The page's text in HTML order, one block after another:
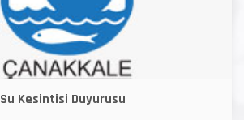
Su Kesintisi Duyurusu